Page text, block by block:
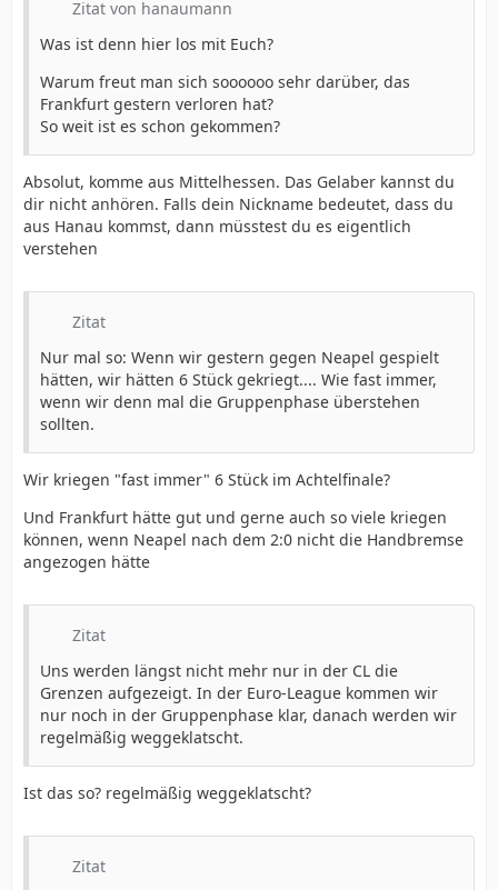
Zitat von hanaumann
Was ist denn hier los mit Euch?
Warum freut man sich soooooo sehr darüber, das
Frankfurt gestern verloren hat?
So weit ist es schon gekommen?
Absolut, komme aus Mittelhessen. Das Gelaber kannst du
dir nicht anhören. Falls dein Nickname bedeutet, dass du
aus Hanau kommst, dann müsstest du es eigentlich
verstehen
Zitat
Nur mal so: Wenn wir gestern gegen Neapel gespielt
hätten, wir hätten 6 Stück gekriegt.... Wie fast immer,
wenn wir denn mal die Gruppenphase überstehen
sollten.
Wir kriegen "fast immer" 6 Stück im Achtelfinale?
Und Frankfurt hätte gut und gerne auch so viele kriegen
können, wenn Neapel nach dem 2:0 nicht die Handbremse
angezogen hätte
Zitat
Uns werden längst nicht mehr nur in der CL die
Grenzen aufgezeigt. In der Euro-League kommen wir
nur noch in der Gruppenphase klar, danach werden wir
regelmäßig weggeklatscht.
Ist das so? regelmäßig weggeklatscht?
Zitat